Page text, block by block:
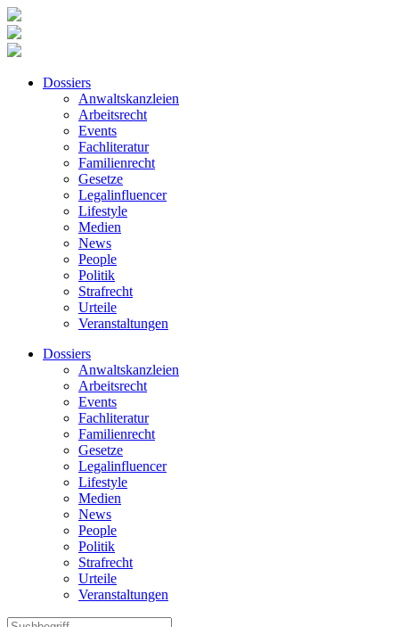
Dossiers
Anwaltskanzleien
Arbeitsrecht
Events
Fachliteratur
Familienrecht
Gesetze
Legalinfluencer
Lifestyle
Medien
News
People
Politik
Strafrecht
Urteile
Veranstaltungen
Dossiers
Anwaltskanzleien
Arbeitsrecht
Events
Fachliteratur
Familienrecht
Gesetze
Legalinfluencer
Lifestyle
Medien
News
People
Politik
Strafrecht
Urteile
Veranstaltungen